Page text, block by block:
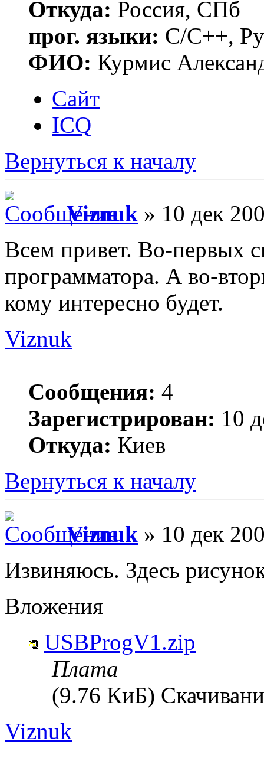
Откуда: Россия, СПб
прог. языки: C/C++,
ФИО: Курмис
Сайт
ICQ
Вернуться к началу
Viznuk » 10 дек
Всем привет. Во-первых
программатора. А во-
кому интересно будет.
Viznuk
Сообщения: 4
Зарегистрирован: 10
Откуда: Киев
Вернуться к началу
Viznuk » 10 дек
Извиняюсь. Здесь
Вложения
USBProgV1.zip
Плата
(9.76 КиБ)
Viznuk